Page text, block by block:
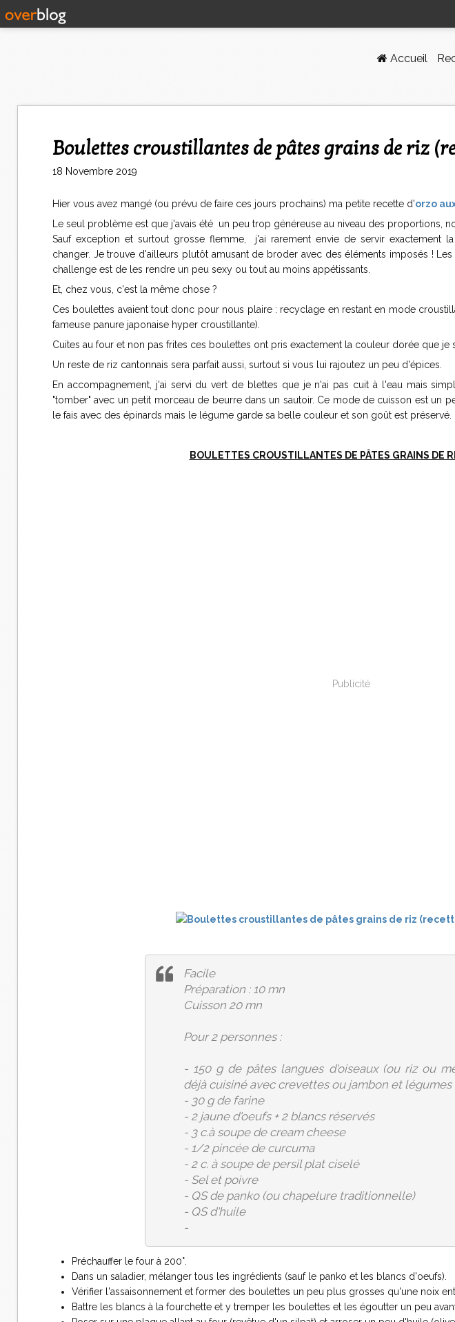
Accueil
Boulettes croustillantes de pâtes grains de riz
18 Novembre 2019
Hier vous avez mangé (ou prévu de faire ces jours prochains) ma petite recette d'orzo
Le seul problème est que j'avais été un peu trop généreuse au niveau des proportions,
Sauf exception et surtout grosse flemme, j'ai rarement envie de servir exactement
changer. Je trouve d'ailleurs plutôt amusant de broder avec des éléments imposés !
challenge est de les rendre un peu sexy ou tout au moins appétissants.
Et, chez vous, c'est la même chose ?
Ces boulettes avaient tout donc pour nous plaire : recyclage en restant en mode
fameuse panure japonaise hyper croustillante).
Cuites au four et non pas frites ces boulettes ont pris exactement la couleur dorée que je
Un reste de riz cantonnais sera parfait aussi, surtout si vous lui rajoutez un peu d'épices.
En accompagnement, j'ai servi du vert de blettes que je n'ai pas cuit à l'eau mais
"tomber" avec un petit morceau de beurre dans un sautoir. Ce mode de cuisson est un
le fais avec des épinards mais le légume garde sa belle couleur et son goût est préservé.
BOULETTES CROUSTILLANTES DE PÂTES GRAINS DE
Publicité
Facile
Préparation : 10 mn
Cuisson 20 mn
Pour 2 personnes :
- 150 g de pâtes langues d'oiseaux (ou riz ou
déjà cuisiné avec crevettes ou jambon et légumes
- 30 g de farine
- 2 jaune d'oeufs + 2 blancs réservés
- 3 c.à soupe de cream cheese
- 1/2 pincée de curcuma
- 2 c. à soupe de persil plat ciselé
- Sel et poivre
- QS de panko (ou chapelure traditionnelle)
- QS d'huile
-
Préchauffer le four à 200°.
Dans un saladier, mélanger tous les ingrédients (sauf le panko et les blancs d'oeufs).
Vérifier l'assaisonnement et former des boulettes un peu plus grosses qu'une noix
Battre les blancs à la fourchette et y tremper les boulettes et les égoutter un peu